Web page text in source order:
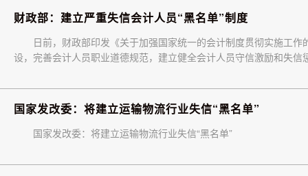
财政部：建立严重失信会计人员“黑名单”制度
日前，财政部印发《关于加强国家统一的会计制度贯彻实施工
设，完善会计人员职业道德规范，建立健全会计人员守信激励和失信
国家发改委：将建立运输物流行业失信“黑名单”
国家发改委：将建立运输物流行业失信“黑名单”